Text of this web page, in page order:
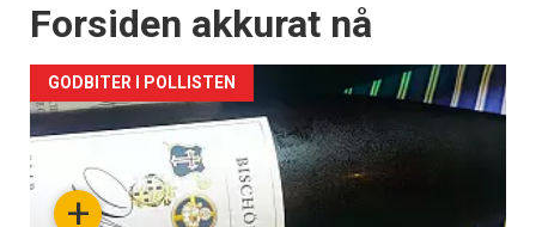
Forsiden akkurat nå
+
GODBITER I POLLISTEN